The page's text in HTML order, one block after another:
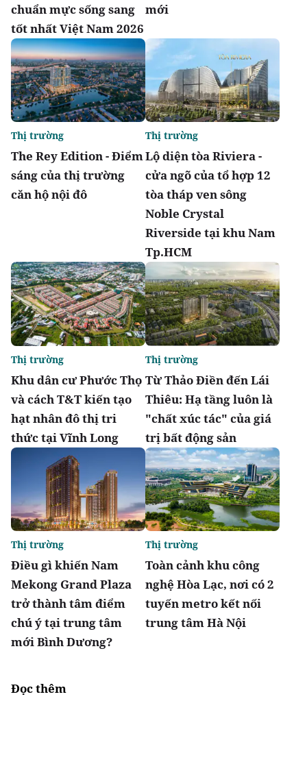
chuẩn mực sống sang
tốt nhất Việt Nam 2026
mới
The Rey Edition - Điểm
sáng của thị trường
căn hộ nội đô
Thị trường
Lộ diện tòa Riviera -
cửa ngõ của tổ hợp 12
tòa tháp ven sông
Noble Crystal
Riverside tại khu Nam
Tp.HCM
Thị trường
Khu dân cư Phước Thọ
và cách T&T kiến tạo
hạt nhân đô thị tri
thức tại Vĩnh Long
Thị trường
Từ Thảo Điền đến Lái
Thiêu: Hạ tầng luôn là
"chất xúc tác" của giá
trị bất động sản
Thị trường
Điều gì khiến Nam
Mekong Grand Plaza
trở thành tâm điểm
chú ý tại trung tâm
mới Bình Dương?
Thị trường
Toàn cảnh khu công
nghệ Hòa Lạc, nơi có 2
tuyến metro kết nối
trung tâm Hà Nội
Thị trường
Đọc thêm